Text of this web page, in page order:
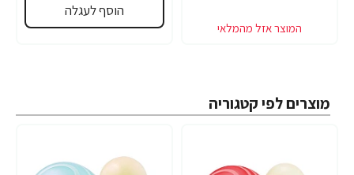
הוסף לעגלה
מוצרים לפי קטגוריה